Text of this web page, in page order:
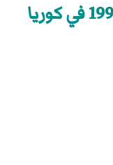
مقالات «تأسيسات سنة 1996 في كوريا